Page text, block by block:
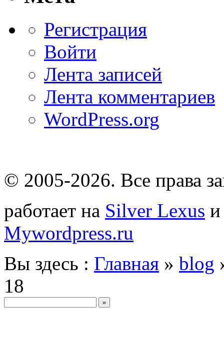
Регистрация
Войти
Лента записей
Лента комментариев
WordPress.org
© 2005-2026. Все права
работает на Silver Lexus
Mywordpress.ru
Вы здесь : Главная » blog
18